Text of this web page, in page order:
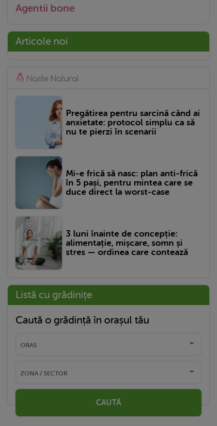
Agentii bone
Articole noi
Pregătirea pentru sarcină când ai
anxietate: protocol simplu ca să
nu te pierzi în scenarii
Mi-e frică să nasc: plan anti-frică
în 5 pași, pentru mintea care se
duce direct la worst-case
3 luni înainte de concepție:
alimentație, mișcare, somn și
stres — ordinea care contează
Listă cu grădinițe
Caută o grădință în orașul tău
CAUTĂ